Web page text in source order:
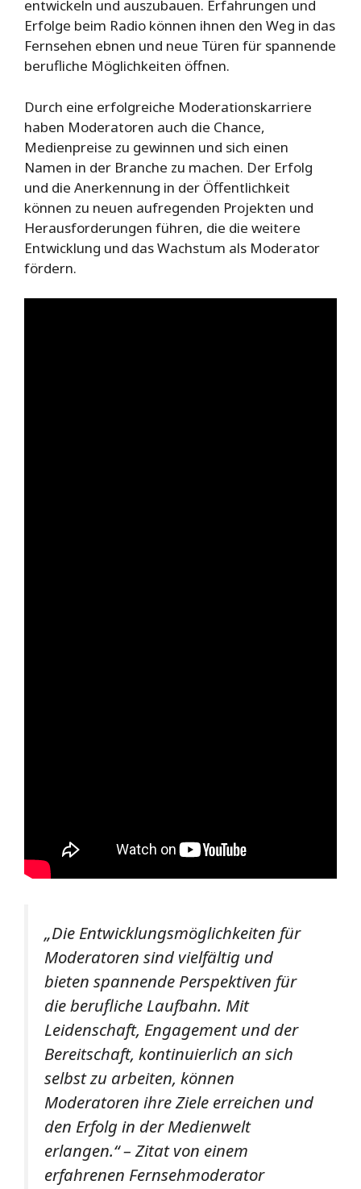
entwickeln und auszubauen. Erfahrungen und
Erfolge beim Radio können ihnen den Weg in das
Fernsehen ebnen und neue Türen für spannende
berufliche Möglichkeiten öffnen.
Durch eine erfolgreiche Moderationskarriere
haben Moderatoren auch die Chance,
Medienpreise zu gewinnen und sich einen
Namen in der Branche zu machen. Der Erfolg
und die Anerkennung in der Öffentlichkeit
können zu neuen aufregenden Projekten und
Herausforderungen führen, die die weitere
Entwicklung und das Wachstum als Moderator
fördern.
„Die Entwicklungsmöglichkeiten für
Moderatoren sind vielfältig und
bieten spannende Perspektiven für
die berufliche Laufbahn. Mit
Leidenschaft, Engagement und der
Bereitschaft, kontinuierlich an sich
selbst zu arbeiten, können
Moderatoren ihre Ziele erreichen und
den Erfolg in der Medienwelt
erlangen.“ – Zitat von einem
erfahrenen Fernsehmoderator